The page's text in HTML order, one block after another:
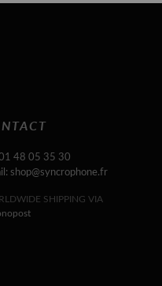
48 05 35 30
shop@syncrophone.fr
SHIPPING VIA